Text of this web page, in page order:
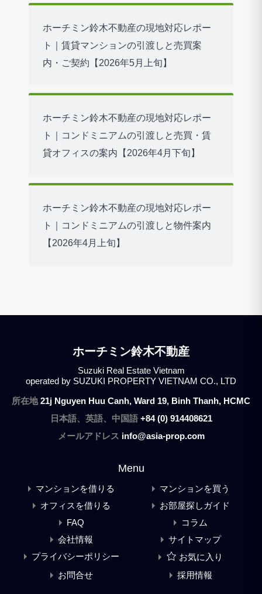
ホーチミン鈴木不動産の現地対応レポー
ト｜賃貸マンションの引渡しと売買案
内・ご契約【2026年5月上旬】
ホーチミン鈴木不動産の現地対応レポー
ト｜コンドミニアムの引渡しと売買・賃
貸オフィスの案内【2026年4月下旬】
ホーチミン鈴木不動産の現地対応レポー
ト｜コンドミニアムの引渡しと物件案内
【2026年4月上旬】
ホーチミン鈴木不動産
Suzuki Real Estate Vietnam
operated by SUZUKI PROPERTY VIETNAM CO., LTD
所在地21j Nguyen Huu Canh, Ward 19, Binh Thanh, HCMC
日本語、英語、中国語 +84 (0) 914408621
メールアドレス info@asia-prop.com
Menu
マンションを借りる
マンションを買う
オフィスを借りる
お部屋探しガイド
FAQ
コラム
会社情報
サイトマップ
プライバシーポリシー
お気に入り
お問合せ
採用情報